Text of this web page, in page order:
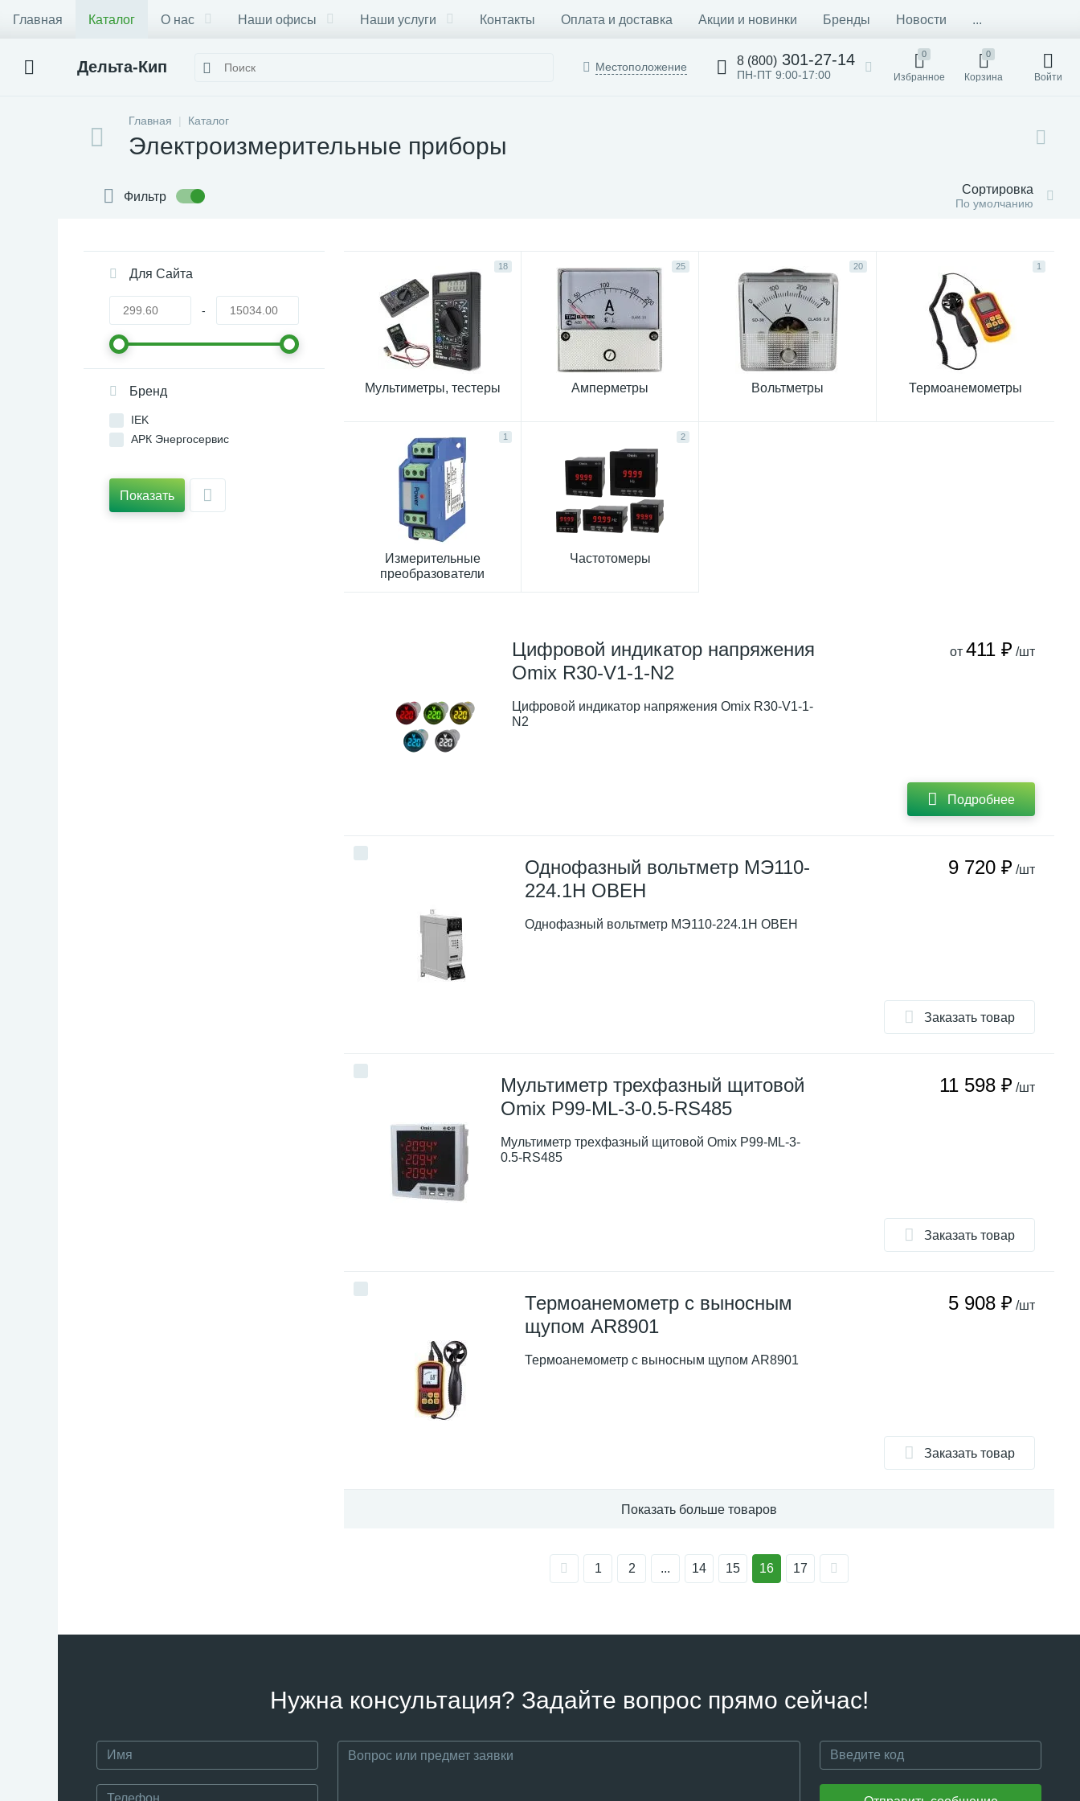
Главная Каталог О нас Наши офисы Наши услуги Контакты Оплата и доставка Акции и новинки Бренды Новости ...
Дельта-Кип Местоположение 8 (800) 301-27-14
ПН-ПТ 9:00-17:00
0
Избранное
0
Корзина Войти
Главная Каталог
Электроизмерительные приборы
Фильтр Сортировка
По умолчанию
Для Сайта
-
Бренд
IEK
АРК Энергосервис
Показать
18
Мультиметры, тестеры
25
Амперметры
20
Вольтметры
1
Термоанемометры
1
Измерительные
преобразователи
2
Частотомеры
Цифровой индикатор напряжения
Omix R30-V1-1-N2
Цифровой индикатор напряжения Omix R30-V1-1-
N2
от 411 ₽ /шт
Подробнее
Однофазный вольтметр МЭ110-
224.1Н ОВЕН
Однофазный вольтметр МЭ110-224.1Н ОВЕН
9 720 ₽ /шт
Заказать товар
Мультиметр трехфазный щитовой
Omix P99-ML-3-0.5-RS485
Мультиметр трехфазный щитовой Omix P99-ML-3-
0.5-RS485
11 598 ₽ /шт
Заказать товар
Термоанемометр с выносным
щупом AR8901
Термоанемометр с выносным щупом AR8901
5 908 ₽ /шт
Заказать товар
Показать больше товаров
1 2 ... 14 15 16 17
Нужна консультация? Задайте вопрос прямо сейчас!